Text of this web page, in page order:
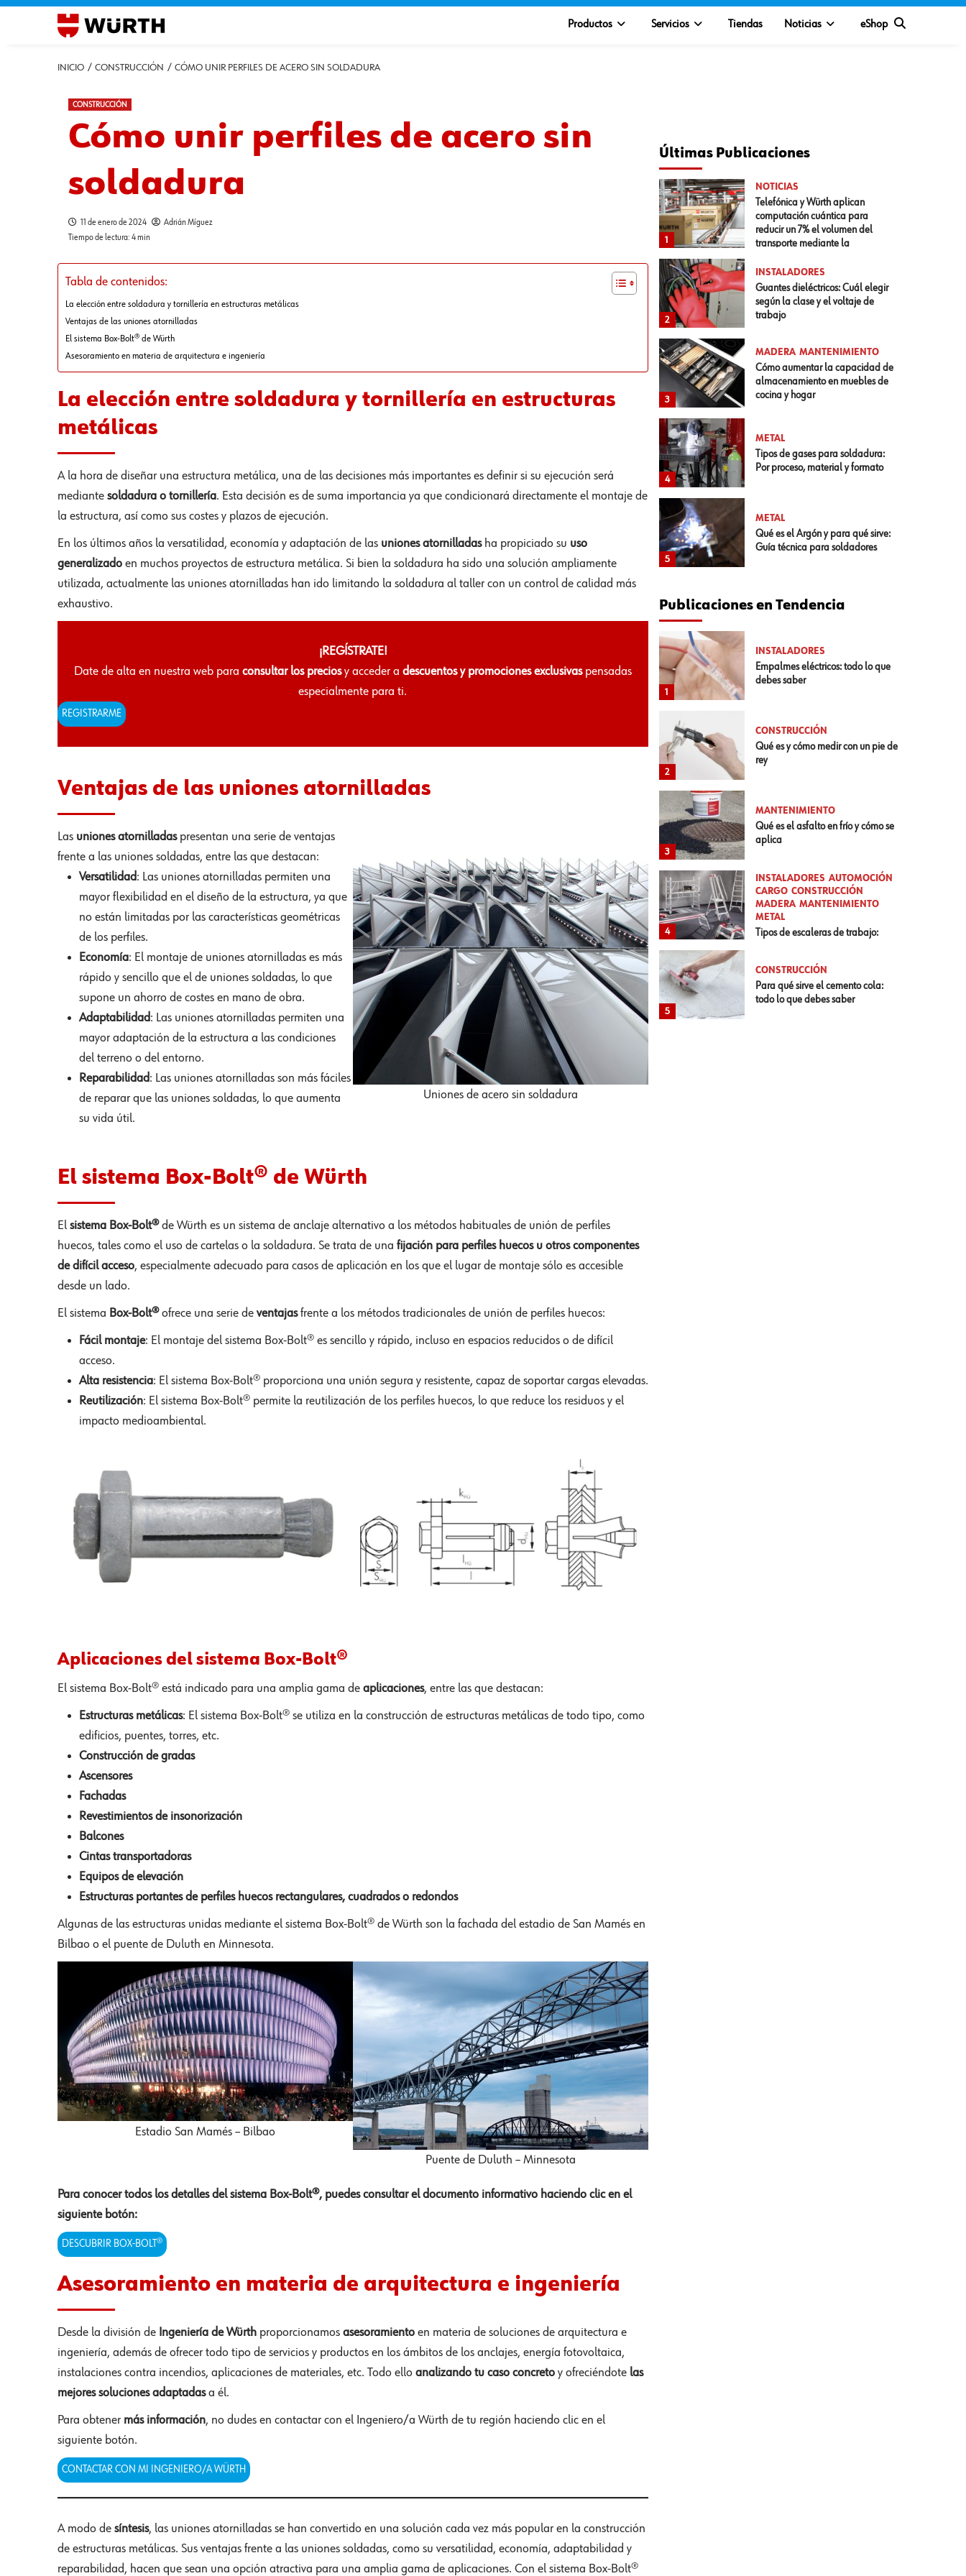
Productos Servicios Tiendas Noticias eShop
INICIO CONSTRUCCIÓN CÓMO UNIR PERFILES DE ACERO SIN SOLDADURA
CONSTRUCCIÓN
Cómo unir perfiles de acero sin
soldadura
11 de enero de 2024
Adrián Míguez
Tiempo de lectura: 4 min
Tabla de contenidos:
La elección entre soldadura y tornillería en estructuras metálicas
Ventajas de las uniones atornilladas
El sistema Box-Bolt® de Würth
Asesoramiento en materia de arquitectura e ingeniería
La elección entre soldadura y tornillería en estructuras
metálicas
A la hora de diseñar una estructura metálica, una de las decisiones más importantes es definir si su ejecución será
mediante soldadura o tornillería. Esta decisión es de suma importancia ya que condicionará directamente el montaje de
la estructura, así como sus costes y plazos de ejecución.
En los últimos años la versatilidad, economía y adaptación de las uniones atornilladasha propiciado su uso
generalizadoen muchos proyectos de estructura metálica. Si bien la soldadura ha sido una solución ampliamente
utilizada, actualmente las uniones atornilladas han ido limitando la soldadura al taller con un control de calidad más
exhaustivo.
¡REGÍSTRATE!
Date de alta en nuestra web para consultar los preciosy acceder a descuentos y promociones exclusivaspensadas
especialmente para ti.
REGISTRARME
Ventajas de las uniones atornilladas
Las uniones atornilladaspresentan una serie de ventajas
frente a las uniones soldadas, entre las que destacan:
Versatilidad: Las uniones atornilladas permiten una
mayor flexibilidad en el diseño de la estructura, ya que
no están limitadas por las características geométricas
de los perfiles.
Economía: El montaje de uniones atornilladas es más
rápido y sencillo que el de uniones soldadas, lo que
supone un ahorro de costes en mano de obra.
Adaptabilidad: Las uniones atornilladas permiten una
mayor adaptación de la estructura a las condiciones
del terreno o del entorno.
Reparabilidad: Las uniones atornilladas son más fáciles
de reparar que las uniones soldadas, lo que aumenta
su vida útil.
Uniones de acero sin soldadura
El sistema Box-Bolt® de Würth
El sistema Box-Bolt®de Würth es un sistema de anclaje alternativo a los métodos habituales de unión de perfiles
huecos, tales como el uso de cartelas o la soldadura. Se trata de una fijación para perfiles huecos u otros componentes
de difícil acceso, especialmente adecuado para casos de aplicación en los que el lugar de montaje sólo es accesible
desde un lado.
El sistema Box-Bolt®ofrece una serie de ventajasfrente a los métodos tradicionales de unión de perfiles huecos:
Fácil montaje: El montaje del sistema Box-Bolt® es sencillo y rápido, incluso en espacios reducidos o de difícil
acceso.
Alta resistencia: El sistema Box-Bolt® proporciona una unión segura y resistente, capaz de soportar cargas elevadas.
Reutilización: El sistema Box-Bolt® permite la reutilización de los perfiles huecos, lo que reduce los residuos y el
impacto medioambiental.
Aplicaciones del sistema Box-Bolt®
El sistema Box-Bolt® está indicado para una amplia gama de aplicaciones, entre las que destacan:
Estructuras metálicas: El sistema Box-Bolt® se utiliza en la construcción de estructuras metálicas de todo tipo, como
edificios, puentes, torres, etc.
Construcción de gradas
Ascensores
Fachadas
Revestimientos de insonorización
Balcones
Cintas transportadoras
Equipos de elevación
Estructuras portantes de perfiles huecos rectangulares, cuadrados o redondos
Algunas de las estructuras unidas mediante el sistema Box-Bolt® de Würth son la fachada del estadio de San Mamés en
Bilbao o el puente de Duluth en Minnesota.
Estadio San Mamés – Bilbao
Puente de Duluth – Minnesota
Para conocer todos los detalles del sistema Box-Bolt®, puedes consultar el documento informativo haciendo clic en el
siguiente botón:
DESCUBRIR BOX-BOLT®
Asesoramiento en materia de arquitectura e ingeniería
Desde la división de Ingeniería de Würthproporcionamos asesoramientoen materia de soluciones de arquitectura e
ingeniería, además de ofrecer todo tipo de servicios y productos en los ámbitos de los anclajes, energía fotovoltaica,
instalaciones contra incendios, aplicaciones de materiales, etc. Todo ello analizando tu caso concretoy ofreciéndote las
mejores soluciones adaptadasa él.
Para obtener más información, no dudes en contactar con el Ingeniero/a Würth de tu región haciendo clic en el
siguiente botón.
CONTACTAR CON MI INGENIERO/A WÜRTH
A modo de síntesis, las uniones atornilladas se han convertido en una solución cada vez más popular en la construcción
de estructuras metálicas. Sus ventajas frente a las uniones soldadas, como su versatilidad, economía, adaptabilidad y
reparabilidad, hacen que sean una opción atractiva para una amplia gama de aplicaciones. Con el sistema Box-Bolt®
Últimas Publicaciones
1
NOTICIAS
Telefónica y Würth aplican
computación cuántica para
reducir un 7% el volumen del
transporte mediante la
2
INSTALADORES
Guantes dieléctricos: Cuál elegir
según la clase y el voltaje de
trabajo
3
MADERA MANTENIMIENTO
Cómo aumentar la capacidad de
almacenamiento en muebles de
cocina y hogar
4
METAL
Tipos de gases para soldadura:
Por proceso, material y formato
5
METAL
Qué es el Argón y para qué sirve:
Guía técnica para soldadores
Publicaciones en Tendencia
1
INSTALADORES
Empalmes eléctricos: todo lo que
debes saber
2
CONSTRUCCIÓN
Qué es y cómo medir con un pie de
rey
3
MANTENIMIENTO
Qué es el asfalto en frío y cómo se
aplica
4
INSTALADORES AUTOMOCIÓN
CARGO CONSTRUCCIÓN
MADERA MANTENIMIENTO
METAL
Tipos de escaleras de trabajo:
5
CONSTRUCCIÓN
Para qué sirve el cemento cola:
todo lo que debes saber